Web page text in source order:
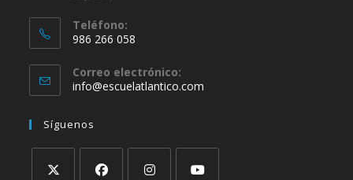
Teléfono:
986 266 058
abre
en
Correo electrónico:
info@escuelatlantico.com
Síguenos